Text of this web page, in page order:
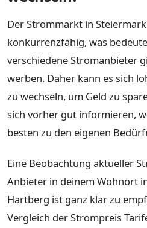
Der Strommarkt in
konkurrenzfähig, was
verschiedene Stromanbieter
werben. Daher kann es sich
zu wechseln, um Geld zu
sich vorher gut informieren,
besten zu den eigenen
Eine Beobachtung aktueller
Anbieter in deinem Wohnort
Hartberg ist ganz klar zu
Vergleich der Strompreis